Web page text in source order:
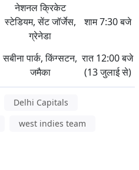
नेशनल क्रिकेट
स्टेडियम, सेंट जॉर्जेस,
ग्रेनेडा
शाम 7:30 बजे
सबीना पार्क, किंग्सटन,
जमैका
रात 12:00 बजे
(13 जुलाई से)
Delhi Capitals
west indies team